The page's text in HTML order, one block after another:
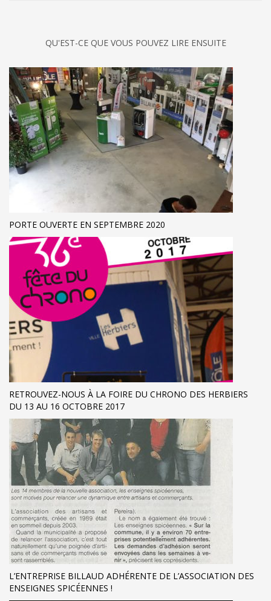
QU'EST-CE QUE VOUS POUVEZ LIRE ENSUITE
PORTE OUVERTE EN SEPTEMBRE 2020
RETROUVEZ-NOUS À LA FOIRE DU CHRONO DES HERBIERS
DU 13 AU 16 OCTOBRE 2017
L’ENTREPRISE BILLAUD ADHÉRENTE DE L’ASSOCIATION DES
ENSEIGNES SPICÉENNES !